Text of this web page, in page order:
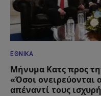
ΕΘΝΙΚΆ
Μήνυμα Κατς προς
«Όσοι ονειρεύονται
απέναντί τους